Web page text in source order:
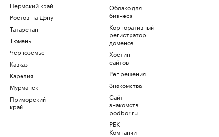
Пермский край
Ростов-на-Дону
Татарстан
Тюмень
Черноземье
Кавказ
Карелия
Мурманск
Приморский
край
Облако для
бизнеса
Корпоративный
регистратор
доменов
Хостинг
сайтов
Рег.решения
Знакомства
Сайт
знакомств
podbor.ru
РБК
Компании